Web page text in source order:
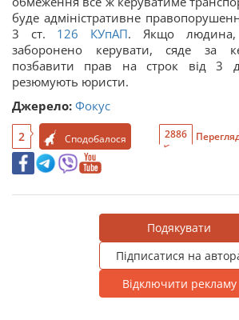
буде адміністративне
3 ст. 126 КУпАП. Якщо людина,
заборонено керувати, сяде за
позбавити прав на строк від 3
резюмують юристи.
Джерело: Фокус
2 Сподобалося 2886
Подякувати
Підписатися на
Відключити рекламу